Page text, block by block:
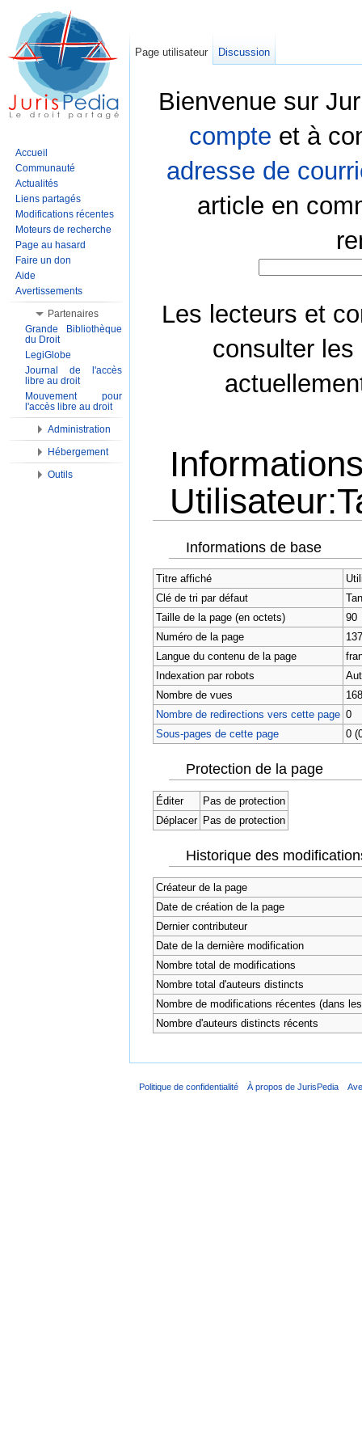
Bienvenue sur
compte et à
adresse de
article en
Les lecteurs et
consulter les
Informations de base
Titre affiché
Clé de tri par défaut
Taille de la page (en octets)
90
Numéro de la page
Langue du contenu de la page
Indexation par robots
Nombre de vues
168
Nombre de redirections vers cette page 0
Sous-pages de cette page
0
Protection de la page
Éditer
Pas de protection
Déplacer
Pas de protection
Historique des
Créateur de la page
Date de création de la page
Dernier contributeur
Date de la dernière modification
Nombre total de modifications
Nombre total d'auteurs distincts
Nombre de modifications récentes (dans
Nombre d'auteurs distincts récents
Page utilisateur Discussion
Accueil
Communauté
Actualités
Liens partagés
Modifications récentes
Moteurs de recherche
Page au hasard
Faire un don
Aide
Avertissements
Partenaires
Grande Bibliothèque
du Droit
LegiGlobe
Journal de l'accès
libre au droit
Mouvement pour
l'accès libre au droit
Administration
Hébergement
Outils
Politique de confidentialité À propos de JurisPedia